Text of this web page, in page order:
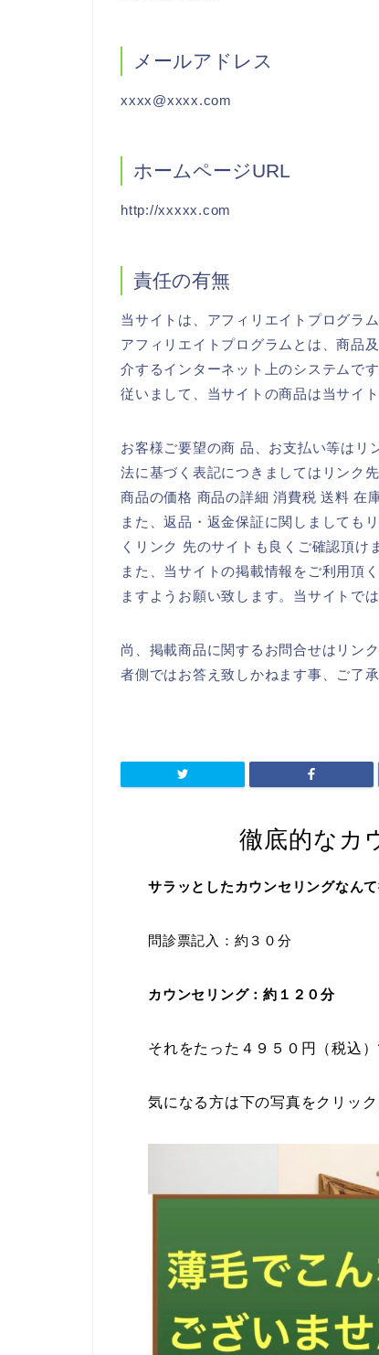
メールアドレス
xxxx@xxxx.com
ホームページURL
http://xxxxx.com
責任の有無
当サイトは、アフィリエイトプログラ
アフィリエイトプログラムとは、商品
介するインターネット上のシステムです
従いまして、当サイトの商品は当サイ
お客様ご要望の商 品、お支払い等はリ
法に基づく表記につきましてはリンク
商品の価格 商品の詳細 消費税 送料 在
また、返品・返金保証に関しましても
くリンク 先のサイトも良くご確認頂け
また、当サイトの掲載情報をご利用頂
ますようお願い致します。当サイトで
尚、掲載商品に関するお問合せはリン
者側ではお答え致しかねます事、ご了承
徹底的なカ
サラッとしたカウンセリングなんて
問診票記入：約３０分
カウンセリング：約１２０分
それをたった４９５０円（税込）
気になる方は下の写真をクリッ